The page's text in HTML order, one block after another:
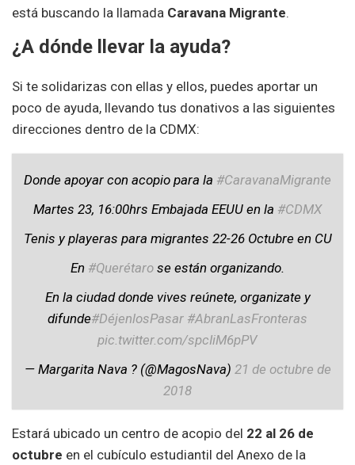
está buscando la llamada Caravana Migrante.
¿A dónde llevar la ayuda?
Si te solidarizas con ellas y ellos, puedes aportar un
poco de ayuda, llevando tus donativos a las siguientes
direcciones dentro de la CDMX:
Donde apoyar con acopio para la #CaravanaMigrante
Martes 23, 16:00hrs Embajada EEUU en la #CDMX
Tenis y playeras para migrantes 22-26 Octubre en CU
En #Querétaro se están organizando.
En la ciudad donde vives reúnete, organizate y
difunde#DéjenlosPasar #AbranLasFronteras
pic.twitter.com/spcIiM6pPV
— Margarita Nava ? (@MagosNava) 21 de octubre de
2018
Estará ubicado un centro de acopio del 22 al 26 de
octubre en el cubículo estudiantil del Anexo de la